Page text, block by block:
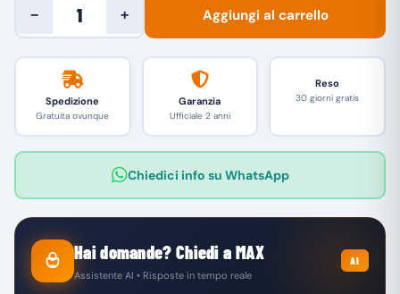
− + Aggiungi al carrello
Spedizione
Gratuita ovunque
Garanzia
Ufficiale 2 anni
Reso
30 giorni gratis
Chiedici info su WhatsApp
Hai domande? Chiedi a MAX
Assistente AI • Risposte in tempo reale
AI